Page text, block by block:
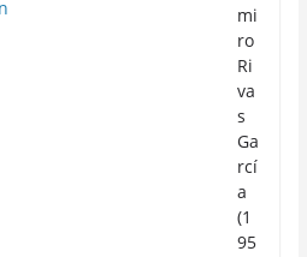
mi
ro
Ri
va
s
Ga
rcí
a
(1
95